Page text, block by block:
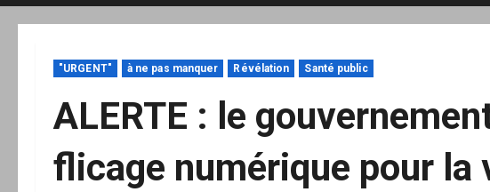
"URGENT" à ne pas manquer Révélation Santé public
ALERTE : le
flicage numérique pour la